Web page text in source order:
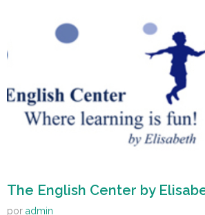
The English Center by
por admin